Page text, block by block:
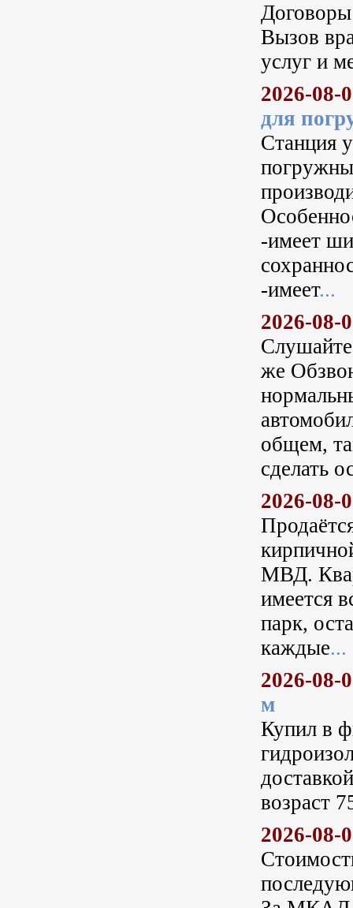
Вызов
услуг и
2026-08-
для
Станция
-имеет
-имеет...
2026-08-
же
общем,
сделать
2026-08-
МВД.
имеется
парк,
каждые...
2026-08-
м
Купил в
возраст
2026-08-